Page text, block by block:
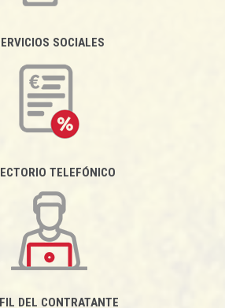
SOCIALES
TELEFÓNICO
DEL CONTRATANTE